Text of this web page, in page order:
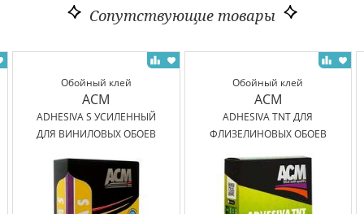
Сопутствующие товары
Обойный клей
ACM
ADHESIVA S УСИЛЕННЫЙ
ДЛЯ ВИНИЛОВЫХ ОБОЕВ
Обойный клей
ACM
ADHESIVA TNT ДЛЯ
ФЛИЗЕЛИНОВЫХ ОБОЕВ